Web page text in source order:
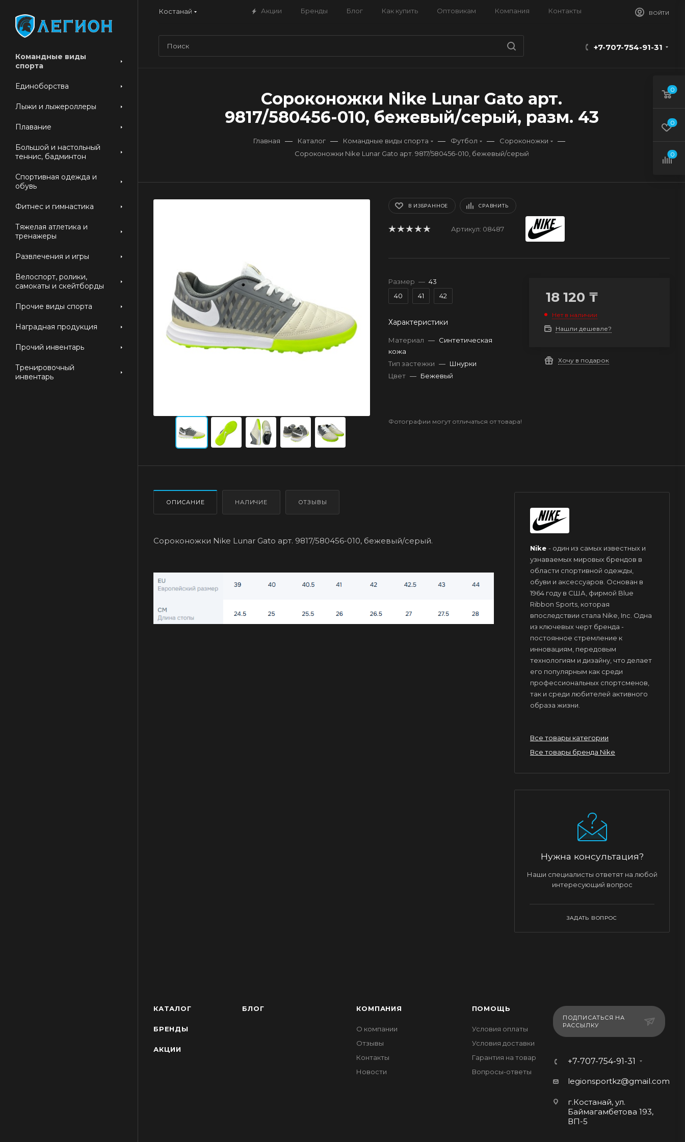
Костанай Акции Бренды Блог Как купить Оптовикам Компания Контакты ВОЙТИ
+7-707-754-91-31
Командные виды
спорта
Единоборства
Лыжи и лыжероллеры
Плавание
Большой и настольный
теннис, бадминтон
Спортивная одежда и
обувь
Фитнес и гимнастика
Тяжелая атлетика и
тренажеры
Развлечения и игры
Велоспорт, ролики,
самокаты и скейтборды
Прочие виды спорта
Наградная продукция
Прочий инвентарь
Тренировочный
инвентарь
Сороконожки Nike Lunar Gato арт.
9817/580456-010, бежевый/серый, разм. 43
Главная — Каталог — Командные виды спорта — Футбол — Сороконожки —
Сороконожки Nike Lunar Gato арт. 9817/580456-010, бежевый/серый
В ИЗБРАННОЕ СРАВНИТЬ
Артикул: 08487
Размер — 43
40
41 42
Характеристики
Материал — Синтетическая
кожа
Тип застежки — Шнурки
Цвет — Бежевый
18 120 ₸
Нет в наличии
Нашли дешевле?
Хочу в подарок
Фотографии могут отличаться от товара!
ОПИСАНИЕ НАЛИЧИЕ ОТЗЫВЫ
Сороконожки Nike Lunar Gato арт. 9817/580456-010, бежевый/серый.
Nike - один из самых известных и
узнаваемых мировых брендов в
области спортивной одежды,
обуви и аксессуаров. Основан в
1964 году в США, фирмой Blue
Ribbon Sports, которая
впоследствии стала Nike, Inc. Одна
из ключевых черт бренда -
постоянное стремление к
инновациям, передовым
технологиям и дизайну, что делает
его популярным как среди
профессиональных спортсменов,
так и среди любителей активного
образа жизни.
Все товары категории
Все товары бренда Nike
Нужна консультация?
Наши специалисты ответят на любой
интересующий вопрос
ЗАДАТЬ ВОПРОС
КАТАЛОГ
БРЕНДЫ
АКЦИИ
БЛОГ КОМПАНИЯ
О компании
Отзывы
Контакты
Новости
ПОМОЩЬ
Условия оплаты
Условия доставки
Гарантия на товар
Вопросы-ответы
ПОДПИСАТЬСЯ НА
РАССЫЛКУ
+7-707-754-91-31
legionsportkz@gmail.com
г.Костанай, ул.
Баймагамбетова 193,
ВП-5
0
0
0